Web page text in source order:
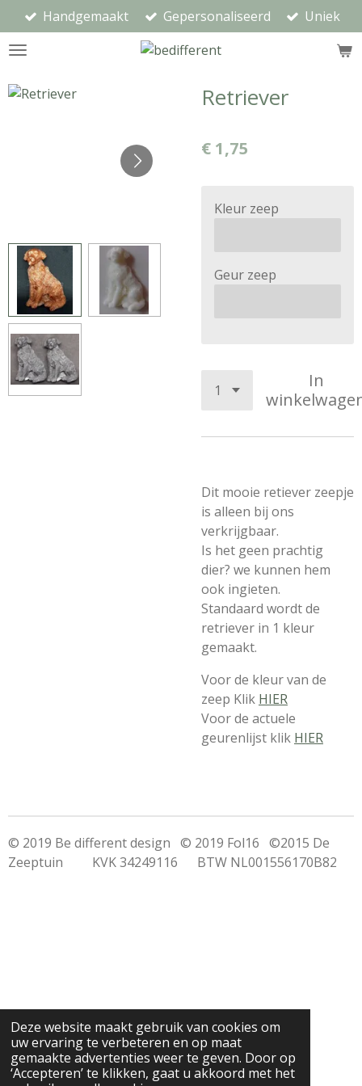
Deze website maakt gebruik van cookies om
uw ervaring te verbeteren en op maat
gemaakte advertenties weer te geven. Door op
‘Accepteren’ te klikken, gaat u akkoord met het
direct
naar
hoofdinhoud
Handgemaakt Gepersonaliseerd Uniek
Retriever
€ 1,75
Kleur zeep
Geur zeep
In
Dit mooie retiever zeepje
is alleen bij ons
verkrijgbaar.
Is het geen prachtig
dier? we kunnen hem
ook ingieten.
Standaard wordt de
retriever in 1 kleur
gemaakt.
Voor de kleur van de
zeep Klik HIER
Voor de actuele
geurenlijst klik HIER
© 2019 Be different design © 2019 Fol16 ©2015 De
Zeeptuin KVK 34249116 BTW NL001556170B82